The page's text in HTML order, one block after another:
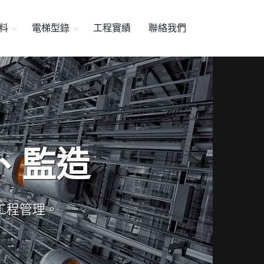
電梯型錄 工程實績 聯絡我們
監造
程管理。